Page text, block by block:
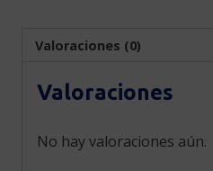
Valoraciones (0)
Valoraciones
No hay valoraciones aún.